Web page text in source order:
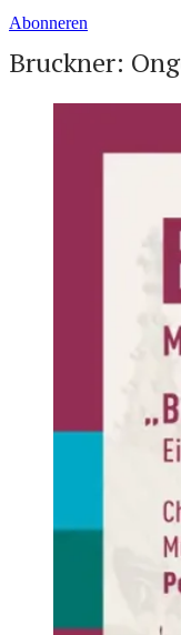
Abonneren
Bruckner: